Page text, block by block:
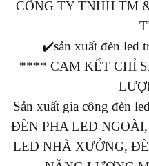
CÔNG TY TNHH TM
✔️sản xuất đèn led
**** CAM KẾT CHỈ
Sản xuất gia công đèn
ĐÈN PHA LED
LED NHÀ XƯỞNG,